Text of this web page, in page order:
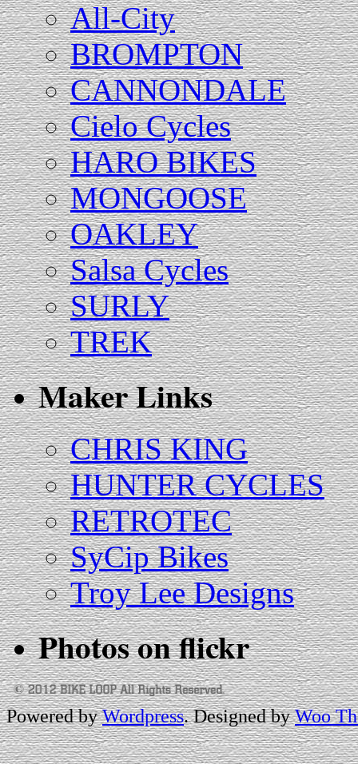
All-City
BROMPTON
CANNONDALE
Cielo Cycles
HARO BIKES
MONGOOSE
OAKLEY
Salsa Cycles
SURLY
TREK
Maker Links
CHRIS KING
HUNTER CYCLES
RETROTEC
SyCip Bikes
Troy Lee Designs
Photos onflickr
Powered byWordpress. Designed byWoo